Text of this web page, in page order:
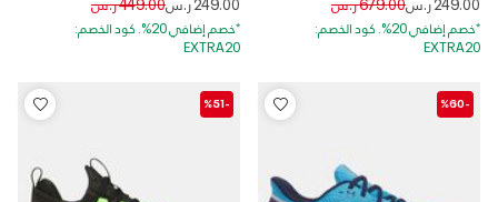
*خصم إضافي 20%. كود الخصم:
EXTRA20
*خصم إضافي 20%. كود الخصم:
EXTRA20
-%60
-%51